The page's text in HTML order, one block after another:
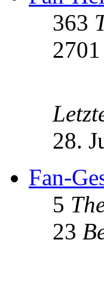
363
2701
28.
Fan-
5
23